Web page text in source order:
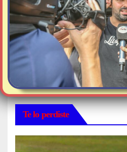
Te lo perdiste